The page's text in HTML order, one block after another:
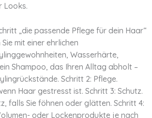
Looks.
„die passende Pflege für dein Haar“
mit einer ehrlichen
Wasserhärte,
Shampoo, das Ihren Alltag abholt –
Schritt 2: Pflege.
Haar gestresst ist. Schritt 3: Schutz.
falls Sie föhnen oder glätten. Schritt 4:
oder Lockenprodukte je nach